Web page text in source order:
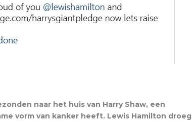
naar het huis van Harry Shaw, een
vorm van kanker heeft. Lewis Hamilton droeg